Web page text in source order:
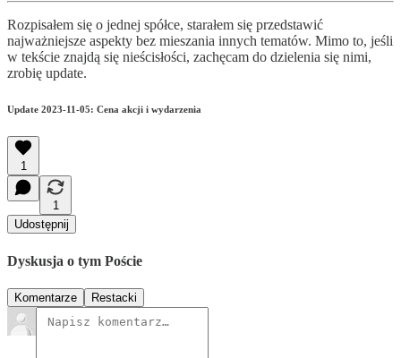
Rozpisałem się o jednej spółce, starałem się przedstawić
najważniejsze aspekty bez mieszania innych tematów. Mimo to, jeśli
w tekście znajdą się nieścisłości, zachęcam do dzielenia się nimi,
zrobię update.
Update 2023-11-05: Cena akcji i wydarzenia
1
1
Udostępnij
Dyskusja o tym Poście
Komentarze Restacki